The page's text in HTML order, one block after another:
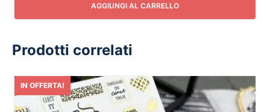
AGGIUNGI AL CARRELLO
Prodotti correlati
IN OFFERTA!